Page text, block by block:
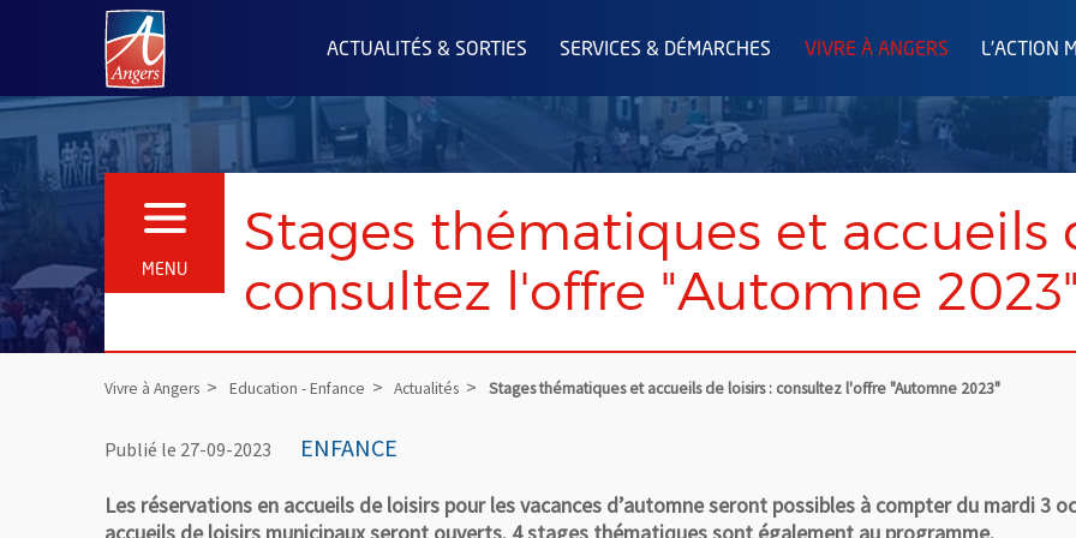
Angers.fr : Retour à l'accueil
ACTUALITÉS & SORTIES SERVICES & DÉMARCHES VIVRE À ANGERS L'ACTION
MENU
OUVRIR LE MENU
Stages thématiques et accueils
consultez l'offre "Automne 2023"
Vivre à Angers Education - Enfance Actualités Stages thématiques et accueils de loisirs : consultez l'offre "Automne 2023"
Publié le 27-09-2023 ENFANCE
Les réservations en accueils de loisirs pour les vacances d’automne seront possibles à compter du mardi 3